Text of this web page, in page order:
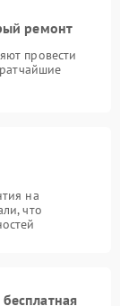
ремонт
провести
на
что